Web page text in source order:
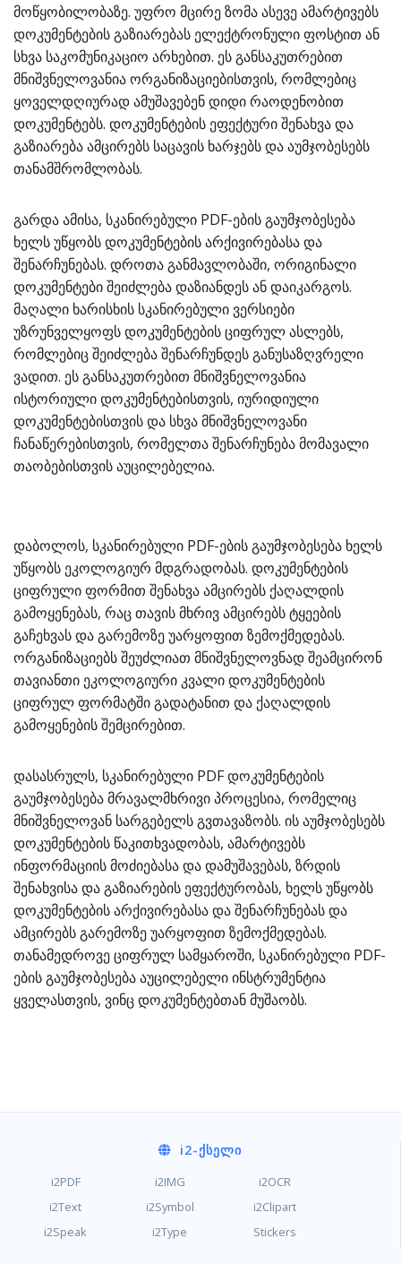
მოწყობილობაზე. უფრო მცირე ზომა ასევე ამარტივებს
დოკუმენტების გაზიარებას ელექტრონული ფოსტით ან
სხვა საკომუნიკაციო არხებით. ეს განსაკუთრებით
მნიშვნელოვანია ორგანიზაციებისთვის, რომლებიც
ყოველდღიურად ამუშავებენ დიდი რაოდენობით
დოკუმენტებს. დოკუმენტების ეფექტური შენახვა და
გაზიარება ამცირებს საცავის ხარჯებს და აუმჯობესებს
თანამშრომლობას.
გარდა ამისა, სკანირებული PDF-ების გაუმჯობესება
ხელს უწყობს დოკუმენტების არქივირებასა და
შენარჩუნებას. დროთა განმავლობაში, ორიგინალი
დოკუმენტები შეიძლება დაზიანდეს ან დაიკარგოს.
მაღალი ხარისხის სკანირებული ვერსიები
უზრუნველყოფს დოკუმენტების ციფრულ ასლებს,
რომლებიც შეიძლება შენარჩუნდეს განუსაზღვრელი
ვადით. ეს განსაკუთრებით მნიშვნელოვანია
ისტორიული დოკუმენტებისთვის, იურიდიული
დოკუმენტებისთვის და სხვა მნიშვნელოვანი
ჩანაწერებისთვის, რომელთა შენარჩუნება მომავალი
თაობებისთვის აუცილებელია.
დაბოლოს, სკანირებული PDF-ების გაუმჯობესება ხელს
უწყობს ეკოლოგიურ მდგრადობას. დოკუმენტების
ციფრული ფორმით შენახვა ამცირებს ქაღალდის
გამოყენებას, რაც თავის მხრივ ამცირებს ტყეების
გაჩეხვას და გარემოზე უარყოფით ზემოქმედებას.
ორგანიზაციებს შეუძლიათ მნიშვნელოვნად შეამცირონ
თავიანთი ეკოლოგიური კვალი დოკუმენტების
ციფრულ ფორმატში გადატანით და ქაღალდის
გამოყენების შემცირებით.
დასასრულს, სკანირებული PDF დოკუმენტების
გაუმჯობესება მრავალმხრივი პროცესია, რომელიც
მნიშვნელოვან სარგებელს გვთავაზობს. ის აუმჯობესებს
დოკუმენტების წაკითხვადობას, ამარტივებს
ინფორმაციის მოძიებასა და დამუშავებას, ზრდის
შენახვისა და გაზიარების ეფექტურობას, ხელს უწყობს
დოკუმენტების არქივირებასა და შენარჩუნებას და
ამცირებს გარემოზე უარყოფით ზემოქმედებას.
თანამედროვე ციფრულ სამყაროში, სკანირებული PDF-
ების გაუმჯობესება აუცილებელი ინსტრუმენტია
ყველასთვის, ვინც დოკუმენტებთან მუშაობს.
i2-ᲥᲡᲔᲚᲘ
i2PDF i2IMG
i2OCR
i2Text
i2Symbol
i2Clipart
i2Speak
i2Type Stickers